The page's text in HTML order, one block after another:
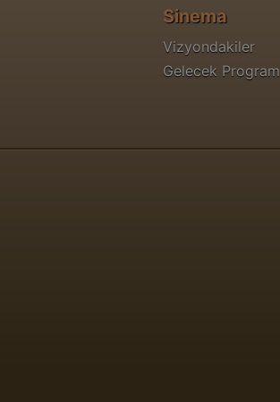
Sinema
Vizyondakiler
Gelecek Program